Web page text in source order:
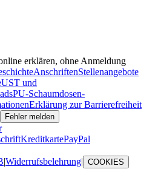
erklären, ohne Anmeldung
AnschriftenStellenangebote
UST und
PU-Schaumdosen-
Erklärung zur Barrierefreiheit
Fehler melden
KreditkartePayPal
|Widerrufsbelehrung| COOKIES